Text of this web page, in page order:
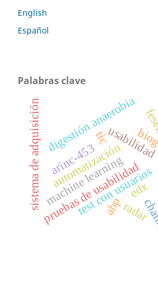
English
Español
Palabras clave
pruebas de usabilidad
test con usuarios
usabilidad
sistema de adquisición digestión anaerobia
automatización
machine learning
abp
edx
tic
radar
arinc-453